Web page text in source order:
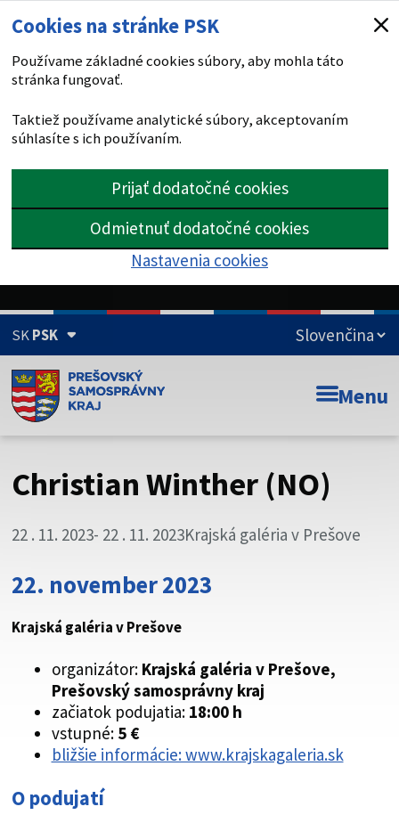
Cookies na stránke PSK
Používame základné cookies súbory, aby mohla táto
stránka fungovať.
Taktiež používame analytické súbory, akceptovaním
súhlasíte s ich používaním.
Prijať dodatočné cookies
Odmietnuť dodatočné cookies
Nastavenia cookies
SKPSK
Doména psk.sk je oficiálna
Toto je oficiálna webová stránka Prešovského
Buďte pozorní a vždy sa uistite, že zdieľate informácie iba
vždy začína https:// pred názvom domény webového sídla.
Menu
Christian Winther (NO)
22 . 11. 2023- 22 . 11. 2023Krajská galéria v Prešove
22. november 2023
Krajská galéria v Prešove
organizátor: Krajská galéria v Prešove,
Prešovský samosprávny kraj
začiatok podujatia: 18:00 h
vstupné:5 €
bližšie informácie: www.krajskagaleria.sk
O podujatí